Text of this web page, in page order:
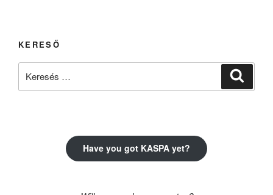
KERESŐ
Have you got KASPA yet?